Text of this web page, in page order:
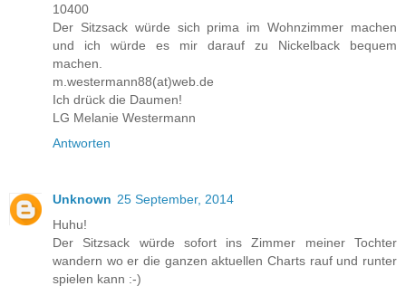
10400
Der Sitzsack würde sich prima im Wohnzimmer machen
und ich würde es mir darauf zu Nickelback bequem
machen.
m.westermann88(at)web.de
Ich drück die Daumen!
LG Melanie Westermann
Antworten
Unknown 25 September, 2014
Huhu!
Der Sitzsack würde sofort ins Zimmer meiner Tochter
wandern wo er die ganzen aktuellen Charts rauf und runter
spielen kann :-)